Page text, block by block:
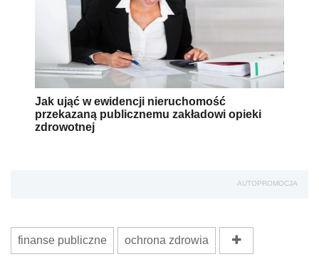
Jak ująć w ewidencji nieruchomość
przekazaną publicznemu zakładowi opieki
zdrowotnej
AUTOPROMOCJA
finanse publiczne ochrona zdrowia